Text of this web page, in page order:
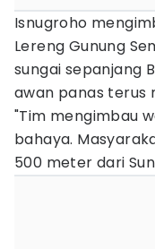
Isnugroho
Lereng Gunung
sungai sepanjang
awan panas terus
"Tim mengimbau
bahaya.
500 meter dari